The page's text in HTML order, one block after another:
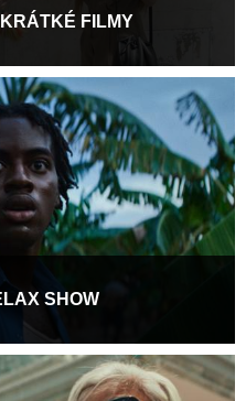
FILMY
Cervantes přiváží do
SHOW
programu je kompletní a
každou cenu...